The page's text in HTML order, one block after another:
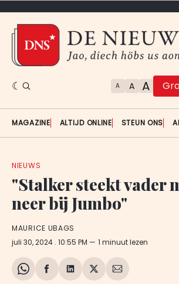
A A A
MAGAZINE ALTIJD ONLINE STEUN ONS
NIEUWS
"Stalker steekt vader
neer bij Jumbo"
MAURICE UBAGS
juli 30, 2024 . 10:55 PM 1 minuut lezen
ShareDelenDelenShareDeel